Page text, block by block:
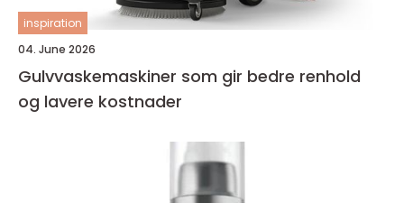
inspiration
04. June 2026
Gulvvaskemaskiner som gir bedre renhold
og lavere kostnader